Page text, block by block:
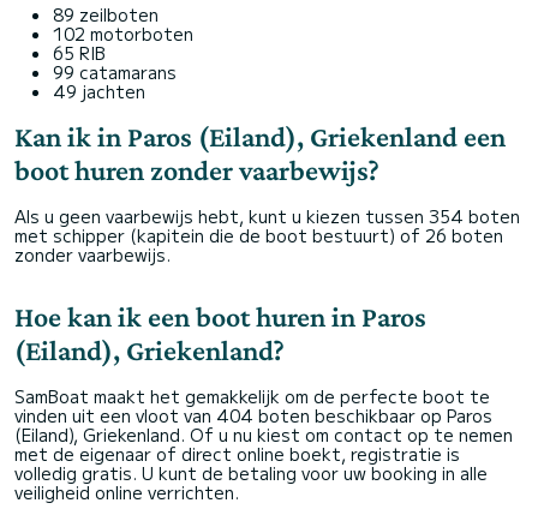
89 zeilboten
102 motorboten
65 RIB
99 catamarans
49 jachten
Kan ik in Paros (Eiland), Griekenland een
boot huren zonder vaarbewijs?
Als u geen vaarbewijs hebt, kunt u kiezen tussen 354 boten
met schipper (kapitein die de boot bestuurt) of 26 boten
zonder vaarbewijs.
Hoe kan ik een boot huren in Paros
(Eiland), Griekenland?
SamBoat maakt het gemakkelijk om de perfecte boot te
vinden uit een vloot van 404 boten beschikbaar op Paros
(Eiland), Griekenland. Of u nu kiest om contact op te nemen
met de eigenaar of direct online boekt, registratie is
volledig gratis. U kunt de betaling voor uw booking in alle
veiligheid online verrichten.